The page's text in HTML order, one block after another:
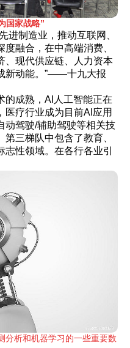
国家战略”
进制造业，推动互联网、
融合，在中高端消费、
、现代供应链、人力资本
新动能。”——十九大报
的成熟，AI人工智能正在
医疗行业成为目前AI应用
动驾驶/辅助驾驶等相关技
三梯队中包含了教育、
性领域。在各行各业引
分析和机器学习的一些重要数